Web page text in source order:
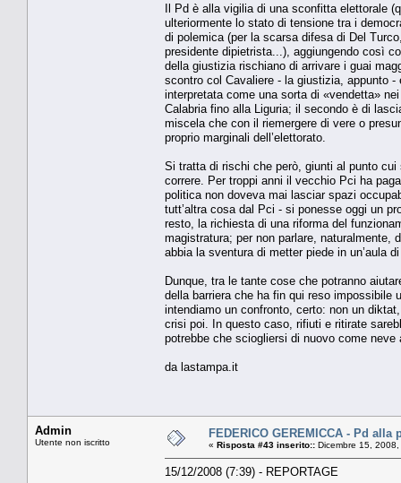
Il Pd è alla vigilia di una sconfitta elettorale
ulteriormente lo stato di tensione tra i
di polemica (per la scarsa difesa di Del
presidente dipietrista...), aggiungendo così
della giustizia rischiano di arrivare i guai
scontro col Cavaliere - la giustizia, appunto
interpretata come una sorta di «vendetta»
Calabria fino alla Liguria; il secondo è di
miscela che con il riemergere di vere o
proprio marginali dell’elettorato.
Si tratta di rischi che però, giunti al punto cui
correre. Per troppi anni il vecchio Pci ha
politica non doveva mai lasciar spazi
tutt’altra cosa dal Pci - si ponesse oggi un
resto, la richiesta di una riforma del
magistratura; per non parlare, naturalmente,
abbia la sventura di metter piede in un’aula
Dunque, tra le tante cose che potranno
della barriera che ha fin qui reso
intendiamo un confronto, certo: non un
crisi poi. In questo caso, rifiuti e ritirate
potrebbe che sciogliersi di nuovo come neve
da lastampa.it
Admin
Utente non iscritto
FEDERICO GEREMICCA - Pd alla
« Risposta #43 inserito:: Dicembre 15,
15/12/2008 (7:39) - REPORTAGE